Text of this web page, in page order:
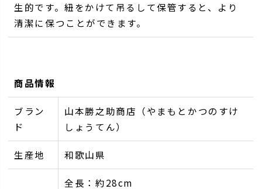
生的です。紐をかけて吊るして保管すると、より
清潔に保つことができます。
商品情報
ブラン
ド
山本勝之助商店（やまもとかつのすけ
しょうてん）
生産地 和歌山県
全長：約28cm